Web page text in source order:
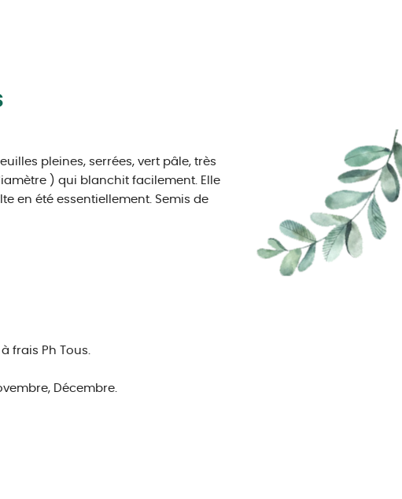
pleines, serrées, vert pâle, très
) qui blanchit facilement. Elle
en été essentiellement. Semis de
frais Ph Tous.
Décembre.